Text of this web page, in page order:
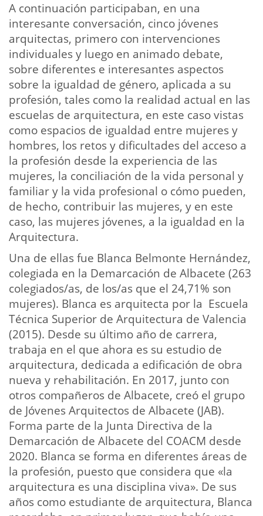
A continuación participaban, en una
interesante conversación, cinco jóvenes
arquitectas, primero con intervenciones
individuales y luego en animado debate,
sobre diferentes e interesantes aspectos
sobre la igualdad de género, aplicada a su
profesión, tales como la realidad actual en las
escuelas de arquitectura, en este caso vistas
como espacios de igualdad entre mujeres y
hombres, los retos y dificultades del acceso a
la profesión desde la experiencia de las
mujeres, la conciliación de la vida personal y
familiar y la vida profesional o cómo pueden,
de hecho, contribuir las mujeres, y en este
caso, las mujeres jóvenes, a la igualdad en la
Arquitectura.
Una de ellas fue Blanca Belmonte Hernández,
colegiada en la Demarcación de Albacete (263
colegiados/as, de los/as que el 24,71% son
mujeres). Blanca es arquitecta por la Escuela
Técnica Superior de Arquitectura de Valencia
(2015). Desde su último año de carrera,
trabaja en el que ahora es su estudio de
arquitectura, dedicada a edificación de obra
nueva y rehabilitación. En 2017, junto con
otros compañeros de Albacete, creó el grupo
de Jóvenes Arquitectos de Albacete (JAB).
Forma parte de la Junta Directiva de la
Demarcación de Albacete del COACM desde
2020. Blanca se forma en diferentes áreas de
la profesión, puesto que considera que «la
arquitectura es una disciplina viva». De sus
años como estudiante de arquitectura, Blanca